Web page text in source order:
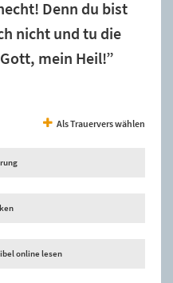
Denn du bist
nicht und tu die
mein Heil!”
Als Trauervers wählen
online lesen